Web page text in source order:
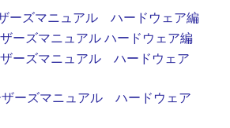
ーズマニュアル ハードウェア編
ーズマニュアル ハードウェア編
ザーズマニュアル ハードウェア
ザーズマニュアル ハードウェア